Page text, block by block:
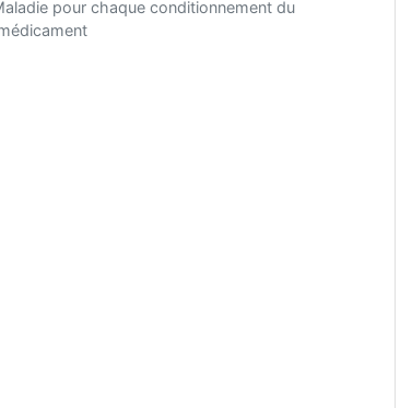
pour chaque conditionnement du